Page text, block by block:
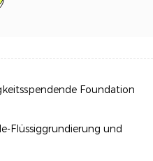
chemischen Filtern,
Zusatzstoffen,
für empfindliche Haut
Foundation
Flüssiggrundierung und